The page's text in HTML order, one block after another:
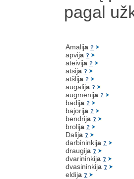
pagal
Amalija ?
apvija ?
ateivija ?
atsija ?
atšlija ?
augalija ?
augmenija ?
badija ?
bajorija ?
bendrija ?
brolija ?
Dalija ?
darbininkija ?
draugija ?
dvarininkija ?
dvasininkija ?
eldija ?